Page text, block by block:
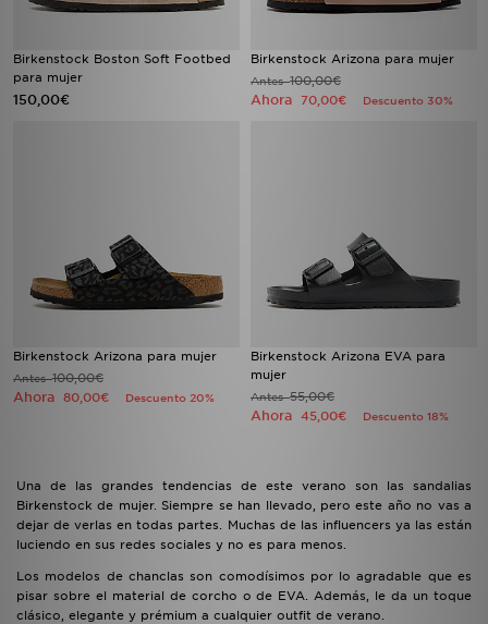
Birkenstock Boston Soft Footbed
para mujer
150,00€
Birkenstock Arizona para mujer
Antes100,00€
Ahora 70,00€ Descuento 30%
Birkenstock Arizona para mujer
Antes100,00€
Ahora 80,00€ Descuento 20%
Birkenstock Arizona EVA para
mujer
Antes55,00€
Ahora 45,00€ Descuento 18%
Una de las grandes tendencias de este verano son las sandalias
Birkenstock de mujer. Siempre se han llevado, pero este año no vas a
dejar de verlas en todas partes. Muchas de las influencers ya las están
luciendo en sus redes sociales y no es para menos.
Los modelos de chanclas son comodísimos por lo agradable que es
pisar sobre el material de corcho o de EVA. Además, le da un toque
clásico, elegante y prémium a cualquier outfit de verano.